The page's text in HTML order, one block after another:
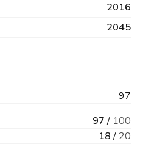
2016
2045
97
97 / 100
18 / 20